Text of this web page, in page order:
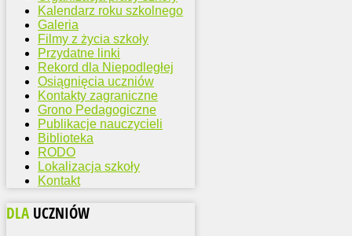
Kalendarz roku szkolnego
Galeria
Filmy z życia szkoły
Przydatne linki
Rekord dla Niepodległej
Osiągnięcia uczniów
Kontakty zagraniczne
Grono Pedagogiczne
Publikacje nauczycieli
Biblioteka
RODO
Lokalizacja szkoły
Kontakt
DLA UCZNIÓW